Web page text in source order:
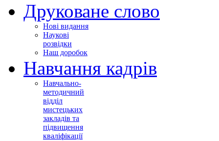
Друковане слово
Нові видання
Наукові
розвідки
Наш доробок
Навчання кадрів
Навчально-
методичний
відділ
мистецьких
закладів та
підвищення
кваліфікації